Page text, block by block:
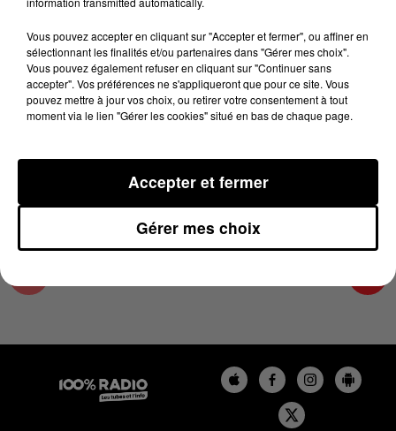
L'agenda de l'Ariege du 11/06/2026 à 10h40
11 juin 2026 - 1 min 14 sec
L'AGENDA DE L'ARIEGE DU 11/06/2026 À
10H40
L'agenda de l'Ariege
Vous pouvez accepter en cliquant sur "Accepter et fermer", ou affiner en
sélectionnant les finalités et/ou partenaires dans "Gérer mes choix".
Vous pouvez également refuser en cliquant sur "Continuer sans
accepter". Vos préférences ne s'appliqueront que pour ce site. Vous
pouvez mettre à jour vos choix, ou retirer votre consentement à tout
moment via le lien "Gérer les cookies" situé en bas de chaque page.
Gérer mes choix
Accepter et fermer